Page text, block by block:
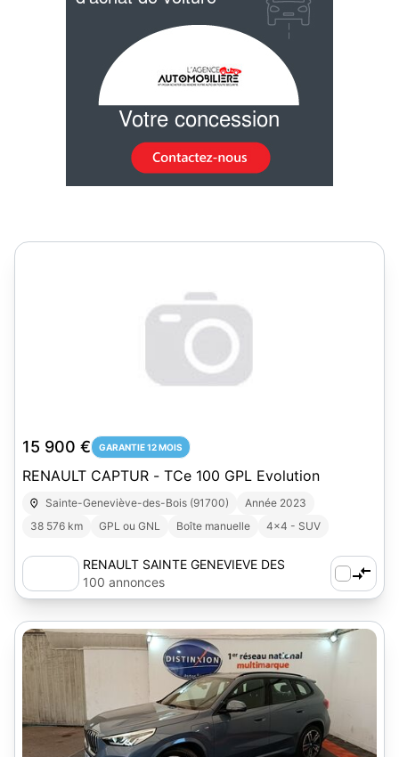
15 900 € GARANTIE 12 MOIS
RENAULT CAPTUR - TCe 100 GPL Evolution
Sainte-Geneviève-des-Bois (91700)
Année 2023
38 576 km
GPL ou GNL Boîte manuelle 4x4 - SUV
RENAULT SAINTE GENEVIEVE DES
BOIS
100 annonces